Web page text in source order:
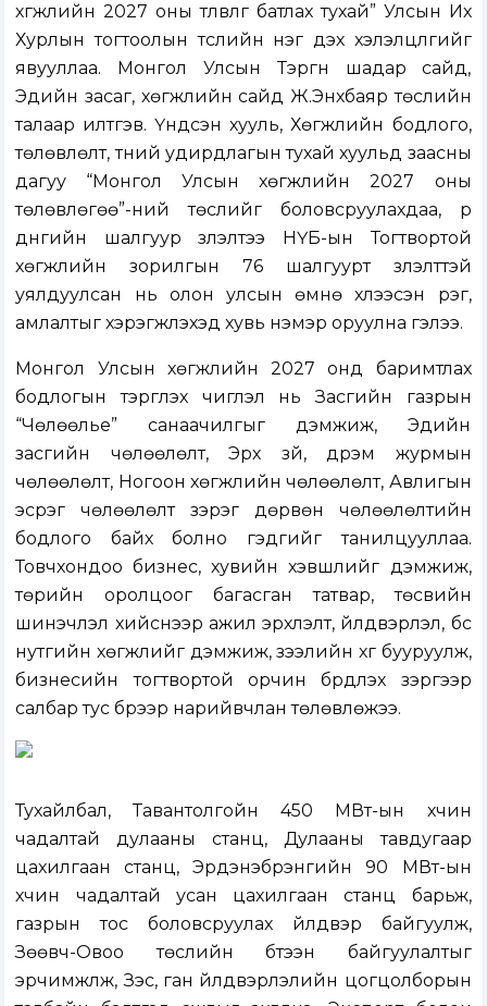
хөгжлийн 2027 оны төлөвлөгөө батлах тухай” Улсын Их
Хурлын тогтоолын төслийн нэг дэх хэлэлцүүлгийг
явууллаа. Монгол Улсын Тэргүүн шадар сайд,
Эдийн засаг, хөгжлийн сайд Ж.Энхбаяр төслийн
талаар илтгэв. Үндсэн хууль, Хөгжлийн бодлого,
төлөвлөлт, түүний удирдлагын тухай хуульд заасны
дагуу “Монгол Улсын хөгжлийн 2027 оны
төлөвлөгөө”-ний төслийг боловсруулахдаа, үр
дүнгийн шалгуур үзүүлэлтээ НҮБ-ын Тогтвортой
хөгжлийн зорилгын 76 шалгуурт үзүүлэлттэй
уялдуулсан нь олон улсын өмнө хүлээсэн үүрэг,
амлалтыг хэрэгжүүлэхэд хувь нэмэр оруулна гэлээ.
Монгол Улсын хөгжлийн 2027 онд баримтлах
бодлогын тэргүүлэх чиглэл нь Засгийн газрын
“Чөлөөлье” санаачилгыг дэмжиж, Эдийн
засгийн чөлөөлөлт, Эрх зүй, дүрэм журмын
чөлөөлөлт, Ногоон хөгжлийн чөлөөлөлт, Авлигын
эсрэг чөлөөлөлт зэрэг дөрвөн чөлөөлөлтийн
бодлого байх болно гэдгийг танилцууллаа.
Товчхондоо бизнес, хувийн хэвшлийг дэмжиж,
төрийн оролцоог багасган татвар, төсвийн
шинэчлэл хийснээр ажил эрхлэлт, үйлдвэрлэл, бүс
нутгийн хөгжлийг дэмжиж, зээлийн хүүг бууруулж,
бизнесийн тогтвортой орчин бүрдүүлэх зэргээр
салбар тус бүрээр нарийвчлан төлөвлөжээ.
Тухайлбал, Тавантолгойн 450 МВт-ын хүчин
чадалтай дулааны станц, Дулааны тавдугаар
цахилгаан станц, Эрдэнэбүрэнгийн 90 МВт-ын
хүчин чадалтай усан цахилгаан станц барьж,
газрын тос боловсруулах үйлдвэр байгуулж,
Зөөвч-Овоо төслийн бүтээн байгуулалтыг
эрчимжүүлж, Зэс, ган үйлдвэрлэлийн цогцолборын